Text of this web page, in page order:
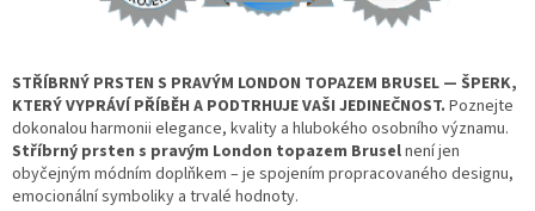
STŘÍBRNÝ PRSTEN S PRAVÝM LONDON TOPAZEM BRUSEL — ŠPERK,
KTERÝ VYPRÁVÍ PŘÍBĚH A PODTRHUJE VAŠI JEDINEČNOST. Poznejte
dokonalou harmonii elegance, kvality a hlubokého osobního významu.
Stříbrný prsten s pravým London topazem Bruselnení jen
obyčejným módním doplňkem – je spojením propracovaného designu,
emocionální symboliky a trvalé hodnoty.